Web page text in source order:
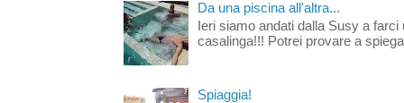
Da una piscina all'altra...
Ieri siamo andati dalla Susy a
casalinga!!! Potrei provare a
Spiaggia!